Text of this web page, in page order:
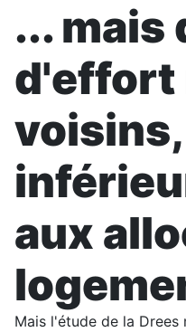
... mais
d'effort
aux
Mais l'étude de la